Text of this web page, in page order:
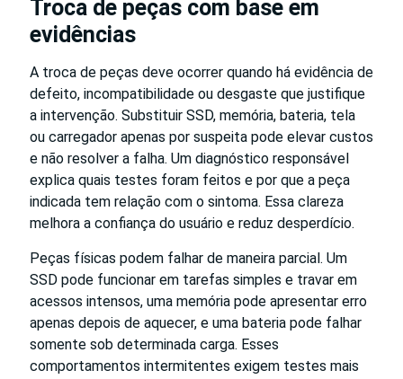
Troca de peças com base em
evidências
A troca de peças deve ocorrer quando há evidência de
defeito, incompatibilidade ou desgaste que justifique
a intervenção. Substituir SSD, memória, bateria, tela
ou carregador apenas por suspeita pode elevar custos
e não resolver a falha. Um diagnóstico responsável
explica quais testes foram feitos e por que a peça
indicada tem relação com o sintoma. Essa clareza
melhora a confiança do usuário e reduz desperdício.
Peças físicas podem falhar de maneira parcial. Um
SSD pode funcionar em tarefas simples e travar em
acessos intensos, uma memória pode apresentar erro
apenas depois de aquecer, e uma bateria pode falhar
somente sob determinada carga. Esses
comportamentos intermitentes exigem testes mais